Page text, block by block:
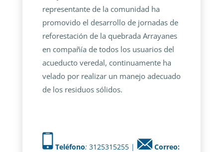
representante de la comunidad ha
promovido el desarrollo de jornadas de
reforestación de la quebrada Arrayanes
en compañía de todos los usuarios del
acueducto veredal, continuamente ha
velado por realizar un manejo adecuado
de los residuos sólidos.
Teléfono: 3125315255 |
Correo: